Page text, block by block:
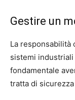
Gestire un
La responsabilità
sistemi industriali
fondamentale
tratta di